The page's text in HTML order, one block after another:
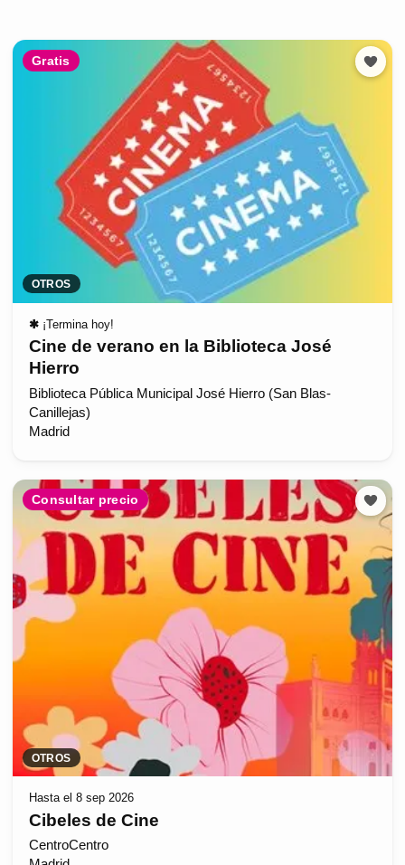
Gratis
OTROS
✱ ¡Termina hoy!
Cine de verano en la Biblioteca José
Hierro
Biblioteca Pública Municipal José Hierro (San Blas-
Canillejas)
Madrid
Consultar precio
OTROS
Hasta el 8 sep 2026
Cibeles de Cine
CentroCentro